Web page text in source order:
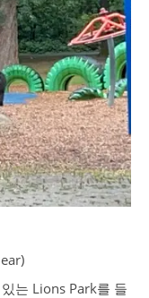
는 Lions Park를 들